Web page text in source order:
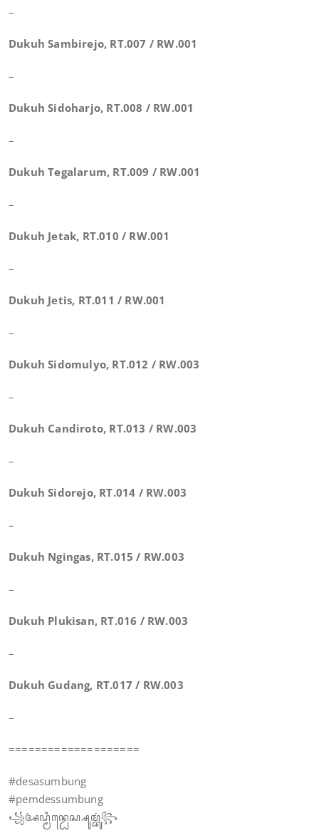
–
Dukuh Sambirejo, RT.007 / RW.001
–
Dukuh Sidoharjo, RT.008 / RW.001
–
Dukuh Tegalarum, RT.009 / RW.001
–
Dukuh Jetak, RT.010 / RW.001
–
Dukuh Jetis, RT.011 / RW.001
–
Dukuh Sidomulyo, RT.012 / RW.003
–
Dukuh Candiroto, RT.013 / RW.003
–
Dukuh Sidorejo, RT.014 / RW.003
–
Dukuh Ngingas, RT.015 / RW.003
–
Dukuh Plukisan, RT.016 / RW.003
–
Dukuh Gudang, RT.017 / RW.003
–
====================
#desasumbung
#pemdessumbung
꧁ꦄꦝ꧀ꦩꦶꦤ꧀ꦝꦺꦱ꧀ꦱꦸꦩ꧀ꦧꦸꦁ꧂